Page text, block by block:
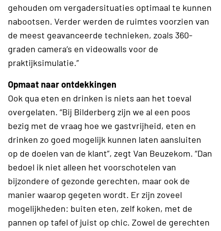
gehouden om vergadersituaties optimaal te kunnen
nabootsen. Verder werden de ruimtes voorzien van
de meest geavanceerde technieken, zoals 360-
graden camera’s en videowalls voor de
praktijksimulatie.”
Opmaat naar ontdekkingen
Ook qua eten en drinken is niets aan het toeval
overgelaten. “Bij Bilderberg zijn we al een poos
bezig met de vraag hoe we gastvrijheid, eten en
drinken zo goed mogelijk kunnen laten aansluiten
op de doelen van de klant”, zegt Van Beuzekom. “Dan
bedoel ik niet alleen het voorschotelen van
bijzondere of gezonde gerechten, maar ook de
manier waarop gegeten wordt. Er zijn zoveel
mogelijkheden: buiten eten, zelf koken, met de
pannen op tafel of juist op chic. Zowel de gerechten